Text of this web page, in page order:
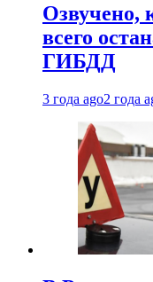
Озвучено,
всего
ГИБДД
3 года ago2 года